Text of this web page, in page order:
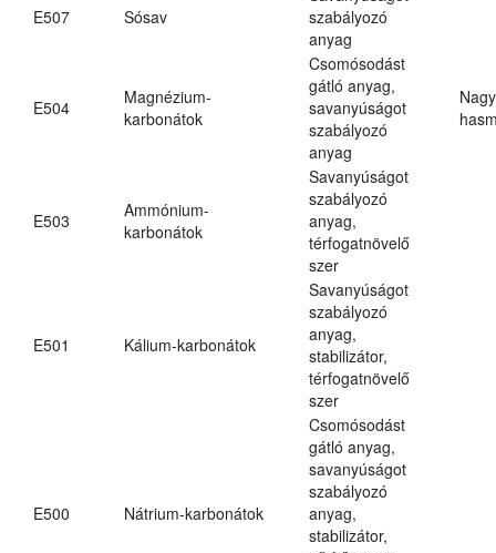
E507 Sósav
szabályozó
anyag
E504
Magnézium-
karbonátok
Csomósodást
gátló anyag,
savanyúságot
szabályozó
anyag
E503
Ammónium-
karbonátok
Savanyúságot
szabályozó
anyag,
térfogatnövelő
szer
E501 Kálium-karbonátok
Savanyúságot
szabályozó
anyag,
stabilizátor,
térfogatnövelő
szer
E500 Nátrium-karbonátok
Csomósodást
gátló anyag,
savanyúságot
szabályozó
anyag,
stabilizátor,